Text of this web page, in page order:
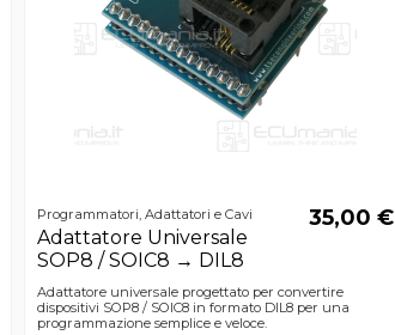
Programmatori, Adattatori e Cavi
Adattatore Universale
SOP8 / SOIC8 → DIL8
35,00 €
Adattatore universale progettato per convertire
dispositivi SOP8 / SOIC8 in formato DIL8 per una
programmazione semplice e veloce.